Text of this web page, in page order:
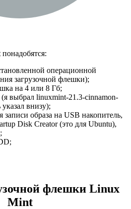
операционной
загрузочной флешки);
на 4 или 8 Гб;
выбрал linuxmint-21.3-cinnamon-
указал внизу);
записи образа на USB накопитель,
Disk Creator (это для Ubuntu),
флешки Linux
Mint